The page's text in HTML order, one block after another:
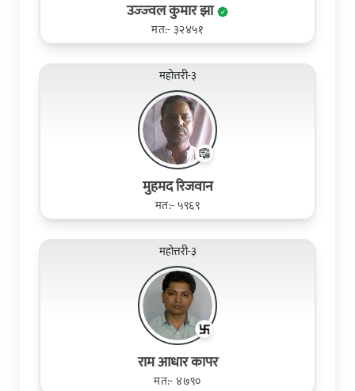
उज्‍ज्‍वल कुमार झा
मत:- ३२४५१
महोत्तरी-३
मुहमद रिजवान
मत:- ५९६९
महोत्तरी-३
राम आधार कापर
मत:- ४७९०